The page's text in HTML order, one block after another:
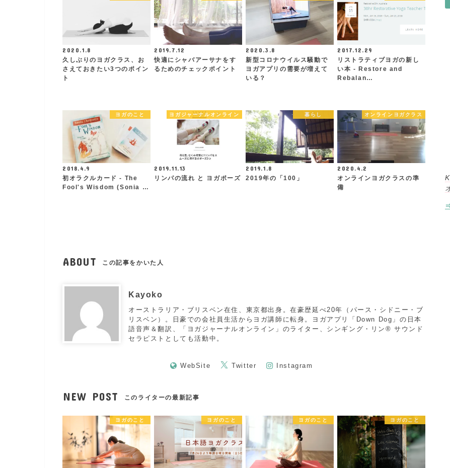
2020.1.8
久しぶりのヨガクラス、お
さえておきたい3つのポイン
ト
2019.7.12
快適にシャバアーサナをす
るためのチェックポイント
2020.3.8
新型コロナウイルス騒動で
ヨガアプリの需要が増えて
いる？
2017.12.29
リストラティブヨガの新し
い本 - Restore and
Rebalan…
ヨガのこと
2018.4.9
初オラクルカード - The
Fool's Wisdom (Sonia …
ヨガジャーナルオンライン
2019.11.13
リンパの流れ と ヨガポーズ
暮らし
2019.1.8
2019年の「100」
オンラインヨガクラス
2020.4.2
オンラインヨガクラスの準
備
ABOUT この記事をかいた人
Kayoko
オーストラリア・ブリスベン在住、東京都出身。在豪歴延べ20年（パース・シドニー・ブ
リスベン）。日豪での会社員生活からヨガ講師に転身。ヨガアプリ「Down Dog」の日本
語音声＆翻訳、「ヨガジャーナルオンライン」のライター、シンギング・リン®︎ サウンド
セラピストとしても活動中。
WebSite Twitter Instagram
NEW POST このライターの最新記事
ヨガのこと ヨガのこと ヨガのこと ヨガのこと